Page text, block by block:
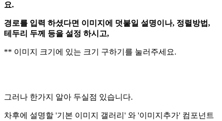
요.
경로를 입력 하셨다면 이미지에 덧붙일 설명이나, 정렬방법,
테두리 두께 등을 설정 하시고,
** 이미지 크기에 있는 크기 구하기를 눌러주세요.
그러나 한가지 알아 두실점 있습니다.
차후에 설명할 '기본 이미지 갤러리' 와 '이미지추가' 컴포넌트